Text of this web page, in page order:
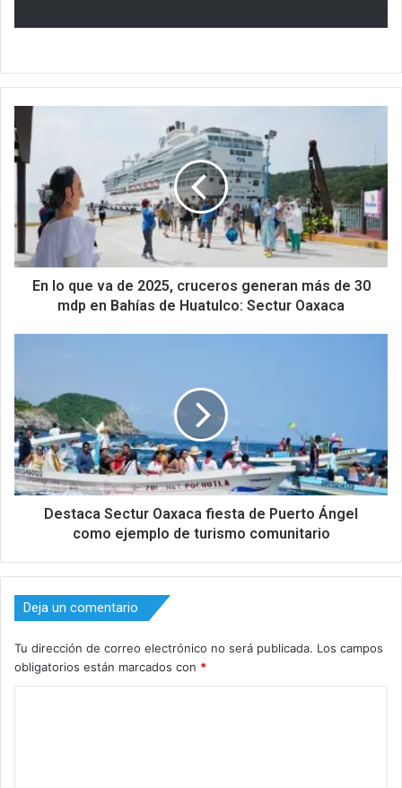
En lo que va de 2025, cruceros generan más de 30
mdp en Bahías de Huatulco: Sectur Oaxaca
Destaca Sectur Oaxaca fiesta de Puerto Ángel
como ejemplo de turismo comunitario
Deja un comentario
Tu dirección de correo electrónico no será publicada. Los campos
obligatorios están marcados con *